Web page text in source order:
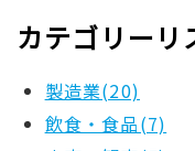
カテゴリーリ
製造業(20)
飲食・食品(7)